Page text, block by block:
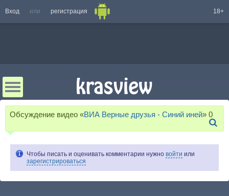
Вход или регистрация 18+
Обсуждение видео «ВИА Верные друзья - Синий иней» 0
Чтобы писать и оценивать комментарии нужно войти или
зарегистрироваться